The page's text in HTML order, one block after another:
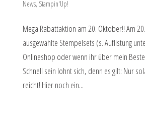
News, Stampin'Up!
Mega Rabattaktion am 20. Oktober!! Am
ausgewählte Stempelsets (s. Auflistung
Onlineshop oder wenn ihr über mein
Schnell sein lohnt sich, denn es gilt: Nur
reicht! Hier noch ein...